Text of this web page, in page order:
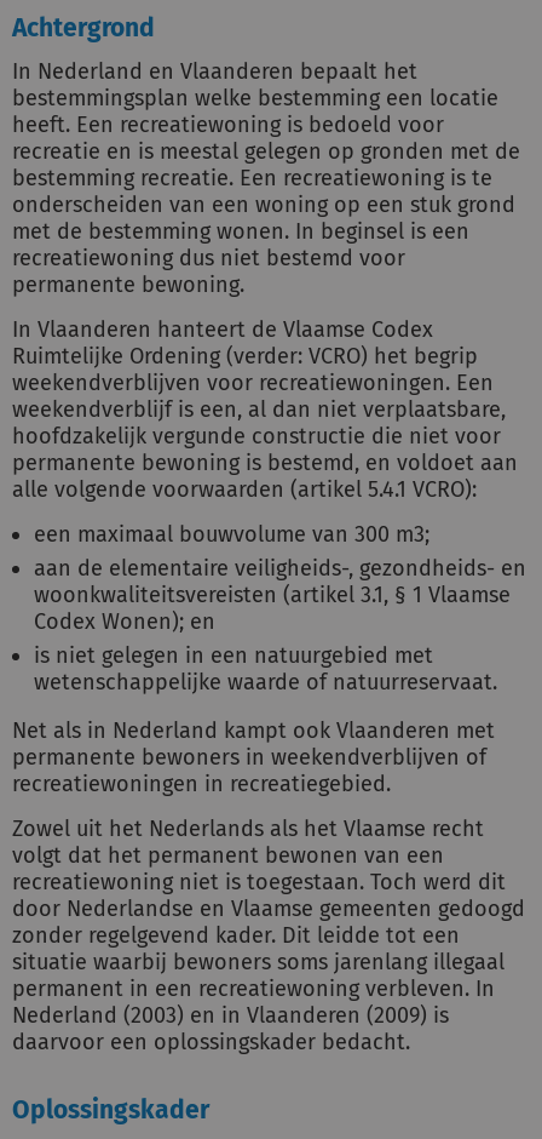
Achtergrond
In Nederland en Vlaanderen bepaalt het
bestemmingsplan welke bestemming een locatie
heeft. Een recreatiewoning is bedoeld voor
recreatie en is meestal gelegen op gronden met de
bestemming recreatie. Een recreatiewoning is te
onderscheiden van een woning op een stuk grond
met de bestemming wonen. In beginsel is een
recreatiewoning dus niet bestemd voor
permanente bewoning.
In Vlaanderen hanteert de Vlaamse Codex
Ruimtelijke Ordening (verder: VCRO) het begrip
weekendverblijven voor recreatiewoningen. Een
weekendverblijf is een, al dan niet verplaatsbare,
hoofdzakelijk vergunde constructie die niet voor
permanente bewoning is bestemd, en voldoet aan
alle volgende voorwaarden (artikel 5.4.1 VCRO):
een maximaal bouwvolume van 300 m3;
aan de elementaire veiligheids-, gezondheids- en
woonkwaliteitsvereisten (artikel 3.1, § 1 Vlaamse
Codex Wonen); en
is niet gelegen in een natuurgebied met
wetenschappelijke waarde of natuurreservaat.
Net als in Nederland kampt ook Vlaanderen met
permanente bewoners in weekendverblijven of
recreatiewoningen in recreatiegebied.
Zowel uit het Nederlands als het Vlaamse recht
volgt dat het permanent bewonen van een
recreatiewoning niet is toegestaan. Toch werd dit
door Nederlandse en Vlaamse gemeenten gedoogd
zonder regelgevend kader. Dit leidde tot een
situatie waarbij bewoners soms jarenlang illegaal
permanent in een recreatiewoning verbleven. In
Nederland (2003) en in Vlaanderen (2009) is
daarvoor een oplossingskader bedacht.
Oplossingskader